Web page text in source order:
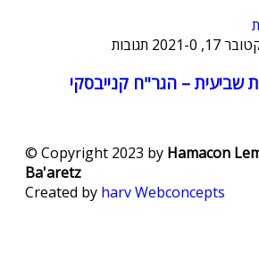
17, 2021
-0 תגובות
שביעית – הגר"ח קנייבסקי
© Copyright 2023 by Hamacon
Ba'aretz
Created by harvWebconcepts